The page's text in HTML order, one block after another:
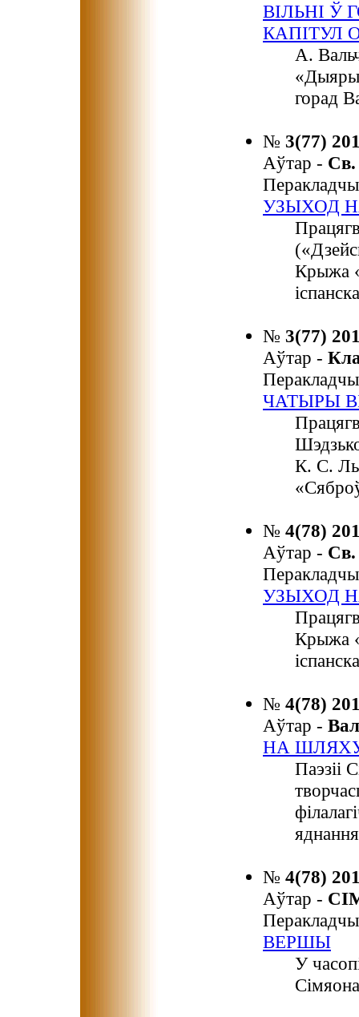
ВІЛЬНІ Ў
КАПІТУЛ
А.
горад
№ 3(77)
Аўтар -
УЗЫХОД
Крыжа
№ 3(77)
Аўтар -
ЧАТЫРЫ
К. С.
№ 4(78)
Аўтар -
УЗЫХОД
Крыжа
№ 4(78)
Аўтар -
НА
Паэзіі
№ 4(78)
Аўтар -
ВЕРШЫ
У